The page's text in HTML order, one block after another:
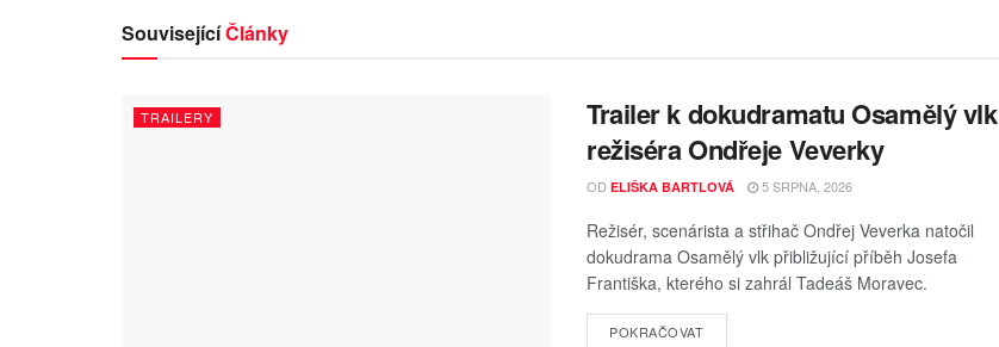
SouvisejícíČlánky
TRAILERY
Trailer k dokudramatu Osamělý vlk
režiséra Ondřeje Veverky
OD ELIŠKA BARTLOVÁ 5 SRPNA, 2026
Režisér, scenárista a střihač Ondřej Veverka natočil
dokudrama Osamělý vlk přibližující příběh Josefa
Františka, kterého si zahrál Tadeáš Moravec.
POKRAČOVAT